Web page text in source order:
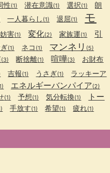
性(1) 潜在意識(1) 選択(1)
朗
一人暮らし (1) 退屈(1)
モ
妨害(1) 変化(2) 家族運(1)
引
(1) ネコ (1) マンネリ (5)
(3) 断捨離(1) 喧嘩(3) お財布
吉報(1) うさぎ(1)
ラッキーア
エネルギーバンパイア(2)
(1) 予想(1) 気分転換(1)
トー
手放す(1) 希望(1) 疲れ(1)